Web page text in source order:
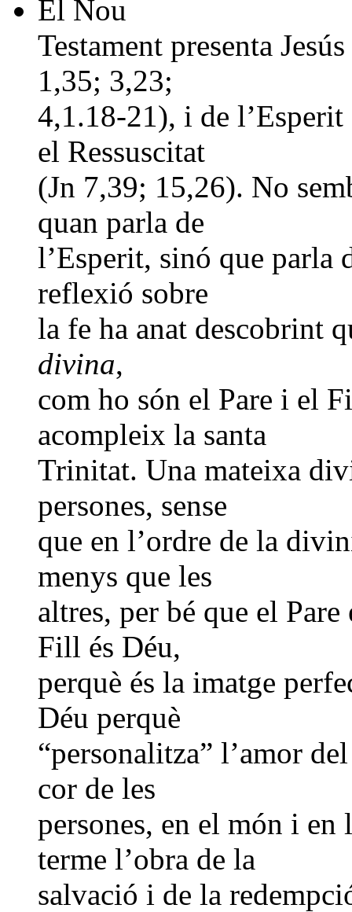
El Nou
Testament presenta
1,35; 3,23;
4,1.18-21), i de
el Ressuscitat
(Jn 7,39; 15,26). No
quan parla de
l’Esperit, sinó que parla
reflexió sobre
la fe ha anat descobrint
divina,
com ho són el Pare i el
acompleix la santa
Trinitat. Una mateixa
persones, sense
que en l’ordre de la
menys que les
altres, per bé que el
Fill és Déu,
perquè és la imatge
Déu perquè
“personalitza” l’amor
cor de les
persones, en el món i
terme l’obra de la
salvació i de la